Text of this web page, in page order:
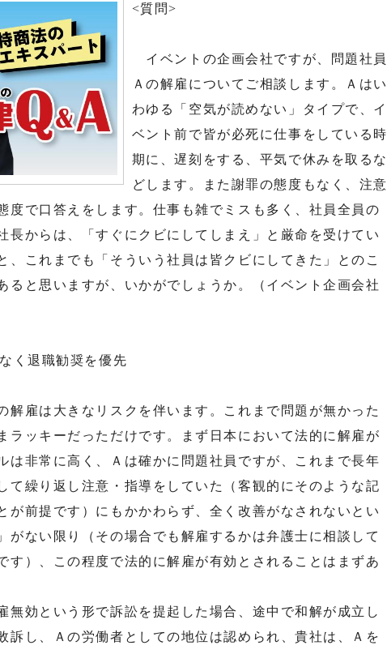
<質問>
イベントの企画会社ですが、問題社員
Ａの解雇についてご相談します。Ａはい
わゆる「空気が読めない」タイプで、イ
ベント前で皆が必死に仕事をしている時
期に、遅刻をする、平気で休みを取るな
どします。また謝罪の態度もなく、注意
度で口答えをします。仕事も雑でミスも多く、社員全員の
長からは、「すぐにクビにしてしまえ」と厳命を受けてい
、これまでも「そういう社員は皆クビにしてきた」とのこ
ると思いますが、いかがでしょうか。（イベント企画会社
く退職勧奨を優先
雇は大きなリスクを伴います。これまで問題が無かった
ラッキーだっただけです。まず日本において法的に解雇が
は非常に高く、Ａは確かに問題社員ですが、これまで長年
て繰り返し注意・指導をしていた（客観的にそのような記
が前提です）にもかかわらず、全く改善がなされないとい
がない限り（その場合でも解雇するかは弁護士に相談して
す）、この程度で法的に解雇が有効とされることはまずあ
効という形で訴訟を提起した場合、途中で和解が成立し
訴し、Ａの労働者としての地位は認められ、貴社は、Ａを